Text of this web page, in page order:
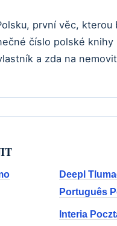
první věc,
číslo polské
a zda na
Deepl
Português
Interia